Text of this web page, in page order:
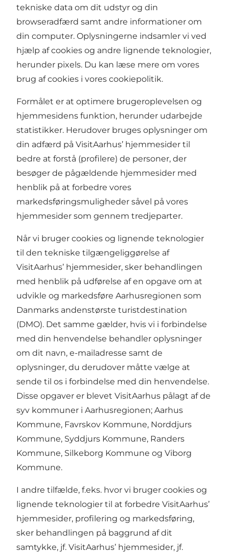
tekniske data om dit udstyr og din
browseradfærd samt andre informationer om
din computer. Oplysningerne indsamler vi ved
hjælp af cookies og andre lignende teknologier,
herunder pixels. Du kan læse mere om vores
brug af cookies i vores cookiepolitik.
Formålet er at optimere brugeroplevelsen og
hjemmesidens funktion, herunder udarbejde
statistikker. Herudover bruges oplysninger om
din adfærd på VisitAarhus’ hjemmesider til
bedre at forstå (profilere) de personer, der
besøger de pågældende hjemmesider med
henblik på at forbedre vores
markedsføringsmuligheder såvel på vores
hjemmesider som gennem tredjeparter.
Når vi bruger cookies og lignende teknologier
til den tekniske tilgængeliggørelse af
VisitAarhus’ hjemmesider, sker behandlingen
med henblik på udførelse af en opgave om at
udvikle og markedsføre Aarhusregionen som
Danmarks andenstørste turistdestination
(DMO). Det samme gælder, hvis vi i forbindelse
med din henvendelse behandler oplysninger
om dit navn, e-mailadresse samt de
oplysninger, du derudover måtte vælge at
sende til os i forbindelse med din henvendelse.
Disse opgaver er blevet VisitAarhus pålagt af de
syv kommuner i Aarhusregionen; Aarhus
Kommune, Favrskov Kommune, Norddjurs
Kommune, Syddjurs Kommune, Randers
Kommune, Silkeborg Kommune og Viborg
Kommune.
I andre tilfælde, f.eks. hvor vi bruger cookies og
lignende teknologier til at forbedre VisitAarhus’
hjemmesider, profilering og markedsføring,
sker behandlingen på baggrund af dit
samtykke, jf. VisitAarhus’ hjemmesider, jf.